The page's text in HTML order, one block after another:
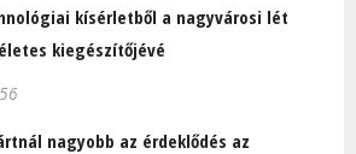
kísérletből a nagyvárosi lét
kiegészítőjévé
nagyobb az érdeklődés az